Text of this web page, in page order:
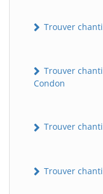
Trouver
Trouver
Condon
Trouver
Trouver